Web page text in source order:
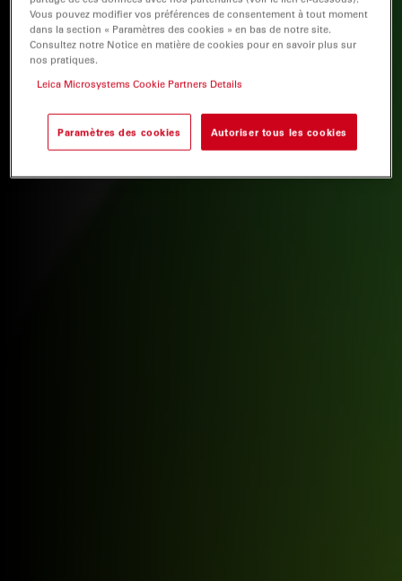
Vous pouvez modifier vos préférences de consentement à tout moment
dans la section « Paramètres des cookies » en bas de notre site.
Consultez notre Notice en matière de cookies pour en savoir plus sur
nos pratiques.
Leica Microsystems Cookie Partners Details
Paramètres des cookies Autoriser tous les cookies